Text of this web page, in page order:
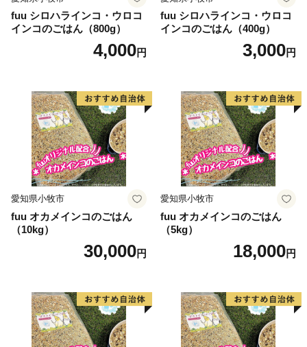
fuu シロハラインコ・ウロコ
インコのごはん（800g）
4,000円
fuu シロハラインコ・ウロコ
インコのごはん（400g）
3,000円
愛知県小牧市
fuu オカメインコのごはん
（10kg）
30,000円
愛知県小牧市
fuu オカメインコのごはん
（5kg）
18,000円